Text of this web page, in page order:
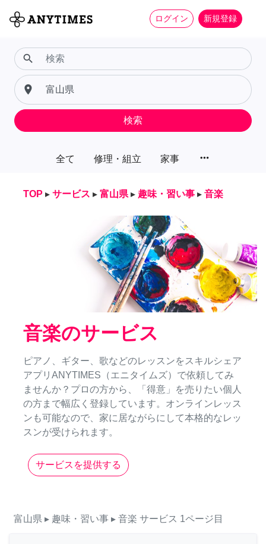
ログイン 新規登録
全て 修理・組立 家事 more_horiz
search
place
検索
TOP ▸ サービス ▸ 富山県 ▸ 趣味・習い事 ▸ 音楽
音楽のサービス
ピアノ、ギター、歌などのレッスンをスキルシェア
アプリANYTIMES（エニタイムズ）で依頼してみ
ませんか？プロの方から、「得意」を売りたい個人
の方まで幅広く登録しています。オンラインレッス
ンも可能なので、家に居ながらにして本格的なレッ
スンが受けられます。
サービスを提供する
富山県 ▸ 趣味・習い事 ▸ 音楽 サービス 1ページ目